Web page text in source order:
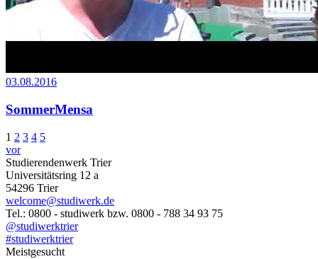
03.08.2016
SommerMensa
1 2 3 4 5
vor
Studierendenwerk Trier
Universitätsring 12 a
54296 Trier
welcome@studiwerk.de
Tel.: 0800 - studiwerk bzw. 0800 - 788 34 93 75
@studiwerktrier
#studiwerktrier
Meistgesucht